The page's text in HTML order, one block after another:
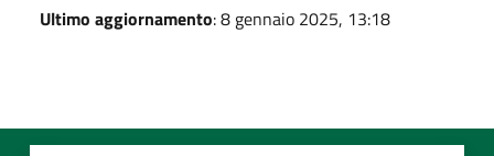
Ultimo aggiornamento: 8 gennaio 2025, 13:18